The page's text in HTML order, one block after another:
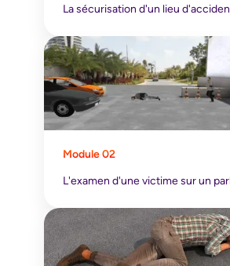
La sécurisation d'un lieu
Module 02
L'examen d'une victime sur un